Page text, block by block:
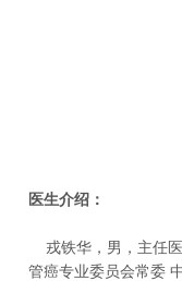
医生介绍：
戎铁华，男，主任医
管癌专业委员会常委